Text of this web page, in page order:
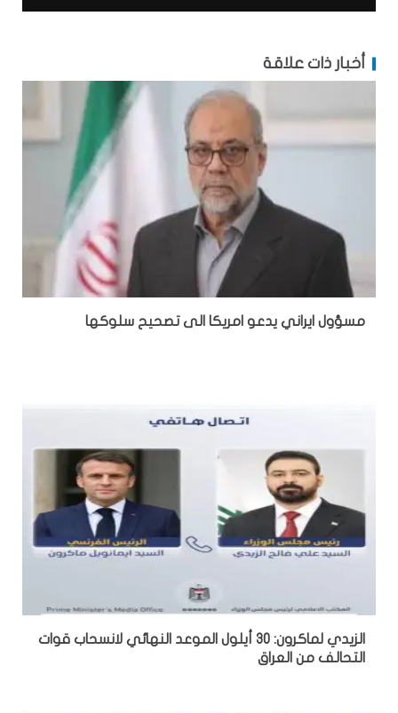
أخبار ذات علاقة
مسؤول ايراني يدعو امريكا الى تصحيح سلوكها
الزيدي لماكرون: 30 أيلول الموعد النهائي لانسحاب قوات
التحالف من العراق